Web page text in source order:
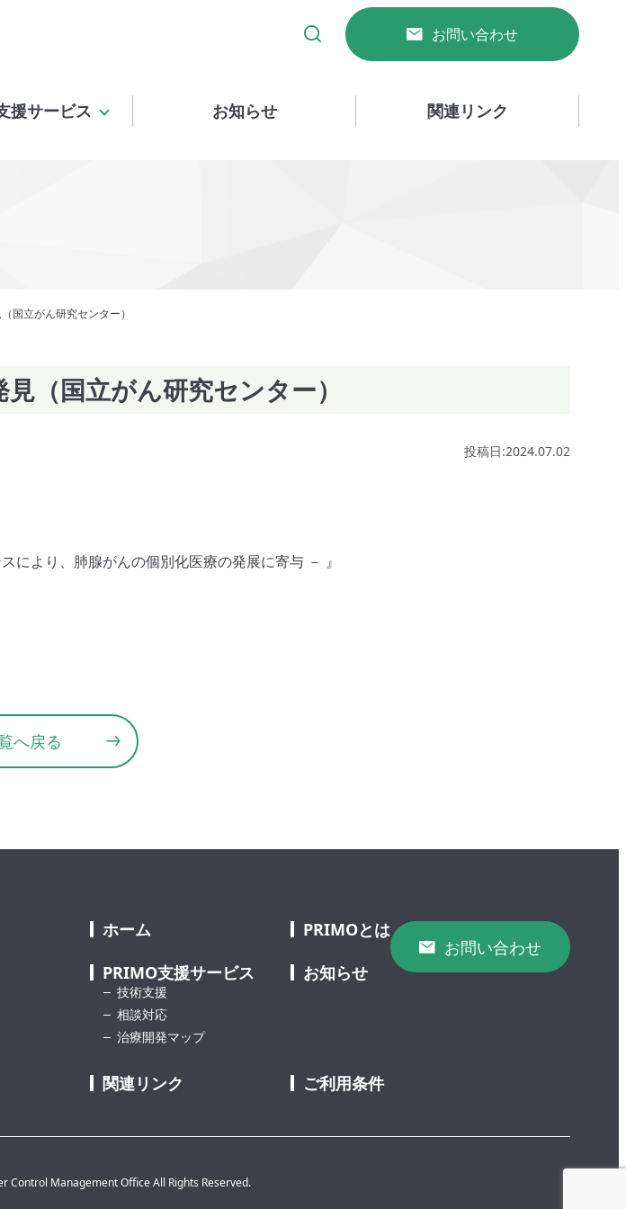
お問い合わせ
援サービス お知らせ 関連リンク
国立がん研究センター）
（国立がん研究センター）
投稿日:2024.07.02
により、肺腺がんの個別化医療の発展に寄与 － 』
へ戻る
ホーム
PRIMOとは
PRIMO支援サービス
技術支援
相談対応
治療開発マップ
お知らせ
関連リンク ご利用条件
お問い合わせ
Control Management Office All Rights Reserved.